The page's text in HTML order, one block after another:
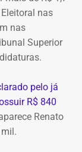
final,
do portal
nas
nas
Superior
pelo já
R$ 840
Renato